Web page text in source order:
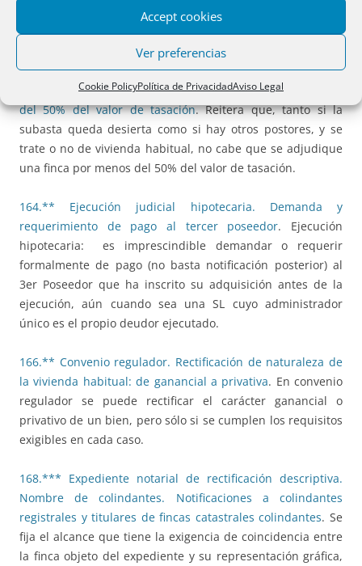
Accept cookies
Ver preferencias
Cookie PolicyPolítica de PrivacidadAviso Legal
inmatriculación del siguiente título traslativo, no es la de la
escritura de herencia sino la del fallecimiento del
163.() Adjudicación al acreedor hipotecario por debajo
del 50% del valor de tasación. Reitera que, tanto si la
subasta queda desierta como si hay otros postores, y se
trate o no de vivienda habitual, no cabe que se adjudique
una finca por menos del 50% del valor de tasación.
164.** Ejecución judicial hipotecaria. Demanda y
requerimiento de pago al tercer poseedor. Ejecución
hipotecaria: es imprescindible demandar o requerir
formalmente de pago (no basta notificación posterior) al
3er Poseedor que ha inscrito su adquisición antes de la
ejecución, aún cuando sea una SL cuyo administrador
único es el propio deudor ejecutado.
166.** Convenio regulador. Rectificación de naturaleza de
la vivienda habitual: de ganancial a privativa. En convenio
regulador se puede rectificar el carácter ganancial o
privativo de un bien, pero sólo si se cumplen los requisitos
exigibles en cada caso.
168.*** Expediente notarial de rectificación descriptiva.
Nombre de colindantes. Notificaciones a colindantes
registrales y titulares de fincas catastrales colindantes. Se
fija el alcance que tiene la exigencia de coincidencia entre
la finca objeto del expediente y su representación gráfica,